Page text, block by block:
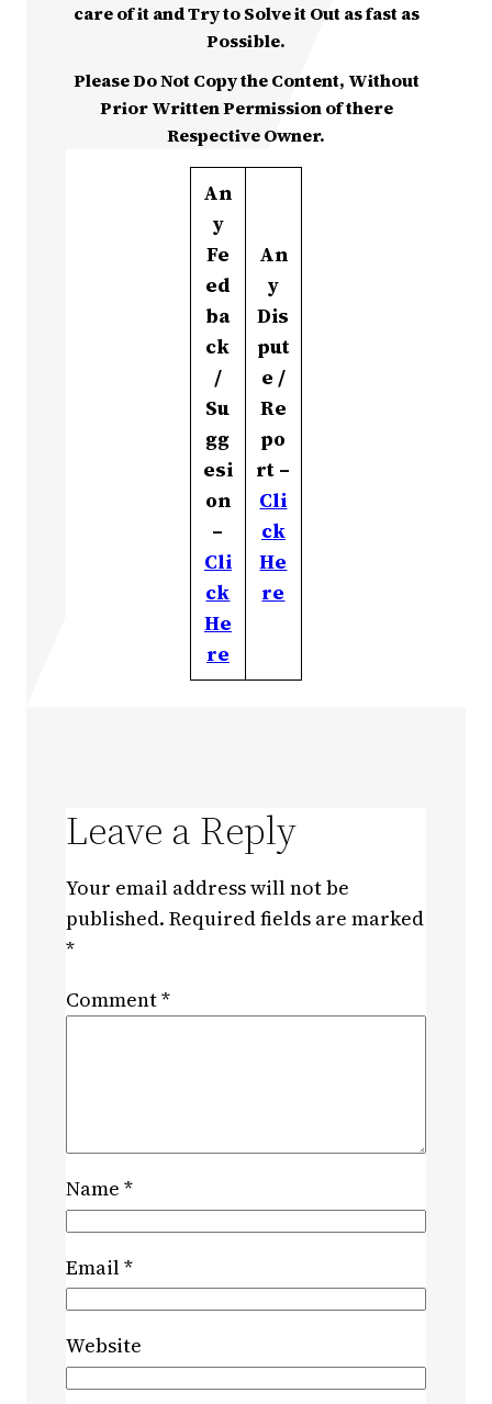
care of it and Try to Solve it Out as fast as
Possible.
Please Do Not Copy the Content, Without
Prior Written Permission of there
Respective Owner.
An
y
Fe
ed
ba
ck
/
Su
gg
esi
on
–
Cli
ck
He
re
An
y
Dis
put
e /
Re
po
rt –
Cli
ck
He
re
Leave a Reply
Your email address will not be
published. Required fields are marked
*
Comment*
Name *
Email*
Website